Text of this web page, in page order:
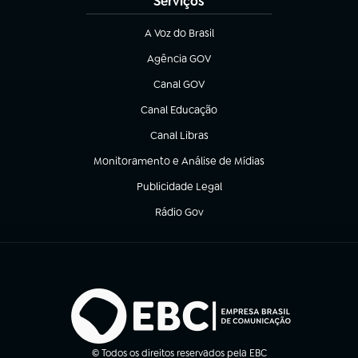
A Voz do Brasil
(abre em nova aba)
Agência GOV
(abre em nova aba)
Canal GOV
(abre em nova aba)
Canal Educação
(abre em nova aba)
Canal Libras
(abre em nova aba)
Monitoramento e Análise de Mídias
(abre em nova aba)
Publicidade Legal
(abre em nova aba)
Rádio Gov
(abre em nova aba)
© Todos os direitos reservados pela EBC